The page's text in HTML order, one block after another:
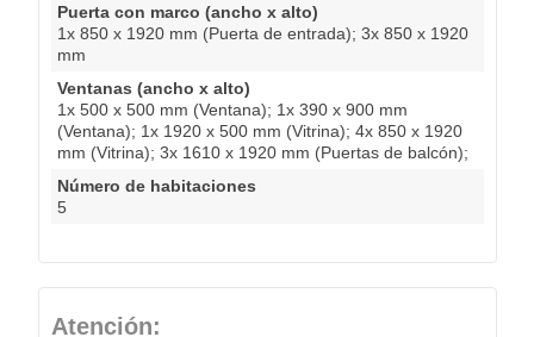
Puerta con marco (ancho x alto)
1x 850 x 1920 mm (Puerta de entrada); 3x 850 x 1920
mm
Ventanas (ancho x alto)
1x 500 x 500 mm (Ventana); 1x 390 x 900 mm
(Ventana); 1x 1920 x 500 mm (Vitrina); 4x 850 x 1920
mm (Vitrina); 3x 1610 x 1920 mm (Puertas de balcón);
Número de habitaciones
5
Atención: